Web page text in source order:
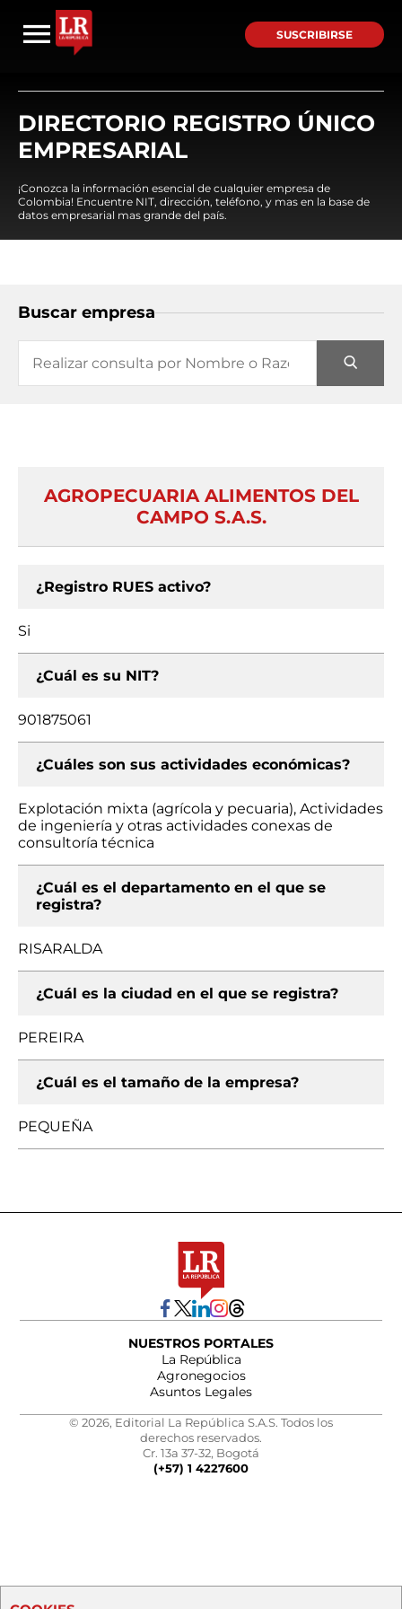
SUSCRIBIRSE
DIRECTORIO REGISTRO ÚNICO
EMPRESARIAL
¡Conozca la información esencial de cualquier empresa de
Colombia! Encuentre NIT, dirección, teléfono, y mas en la base de
datos empresarial mas grande del país.
Buscar empresa
AGROPECUARIA ALIMENTOS DEL
CAMPO S.A.S.
¿Registro RUES activo?
Si
¿Cuál es su NIT?
901875061
¿Cuáles son sus actividades económicas?
Explotación mixta (agrícola y pecuaria), Actividades
de ingeniería y otras actividades conexas de
consultoría técnica
¿Cuál es el departamento en el que se
registra?
RISARALDA
¿Cuál es la ciudad en el que se registra?
PEREIRA
¿Cuál es el tamaño de la empresa?
PEQUEÑA
NUESTROS PORTALES
La República
Agronegocios
Asuntos Legales
© 2026, Editorial La República S.A.S. Todos los
derechos reservados.
Cr. 13a 37-32, Bogotá
(+57) 1 4227600